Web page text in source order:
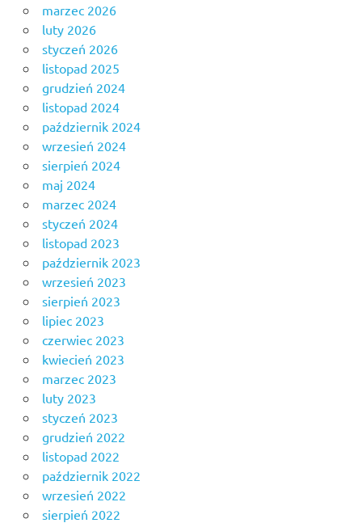
marzec 2026
luty 2026
styczeń 2026
listopad 2025
grudzień 2024
listopad 2024
październik 2024
wrzesień 2024
sierpień 2024
maj 2024
marzec 2024
styczeń 2024
listopad 2023
październik 2023
wrzesień 2023
sierpień 2023
lipiec 2023
czerwiec 2023
kwiecień 2023
marzec 2023
luty 2023
styczeń 2023
grudzień 2022
listopad 2022
październik 2022
wrzesień 2022
sierpień 2022